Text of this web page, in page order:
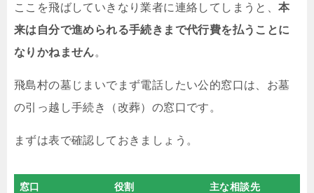
ここを飛ばしていきなり業者に連絡してしまうと、本
来は自分で進められる手続きまで代行費を払うことに
なりかねません。
飛島村の墓じまいでまず電話したい公的窓口は、お墓
の引っ越し手続き（改葬）の窓口です。
まずは表で確認しておきましょう。
窓口 役割 主な相談先